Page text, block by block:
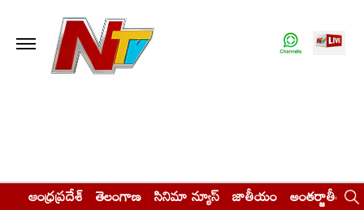
ఆంధ్రప్రదేశ్ తెలంగాణ సినిమా న్యూస్ జాతీయం అంతర్జాతీయం